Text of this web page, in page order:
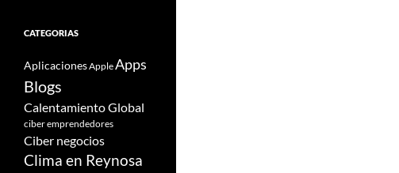
CATEGORIAS
Aplicaciones AppleApps
Blogs
Calentamiento Global
ciber emprendedores
Ciber negocios
Clima en Reynosa